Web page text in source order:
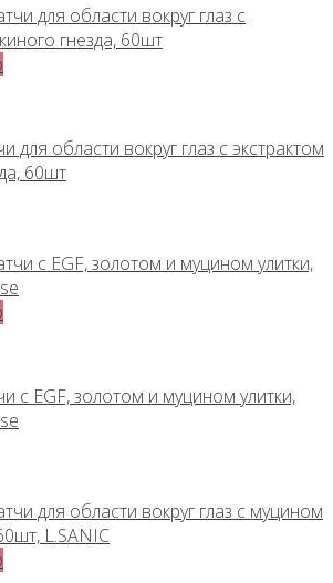
для области вокруг глаз с экстрактом
60шт
с EGF, золотом и муцином улитки,